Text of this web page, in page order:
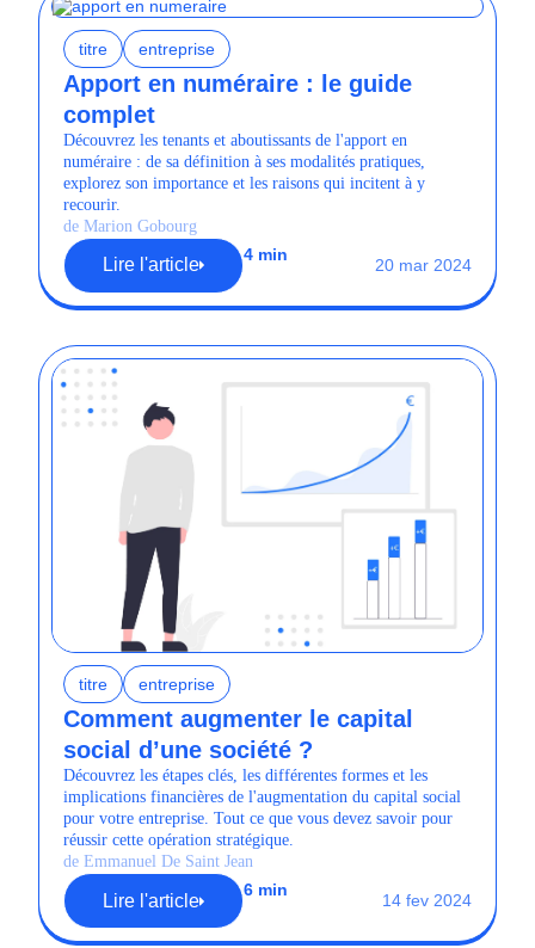
titre entreprise
Apport en numéraire : le guide
complet
Découvrez les tenants et aboutissants de l'apport en
numéraire : de sa définition à ses modalités pratiques,
explorez son importance et les raisons qui incitent à y
recourir.
de Marion Gobourg
Lire l'article
4 min
20 mar 2024
titre entreprise
Comment augmenter le capital
social d’une société ?
Découvrez les étapes clés, les différentes formes et les
implications financières de l'augmentation du capital social
pour votre entreprise. Tout ce que vous devez savoir pour
réussir cette opération stratégique.
de Emmanuel De Saint Jean
Lire l'article
6 min
14 fev 2024